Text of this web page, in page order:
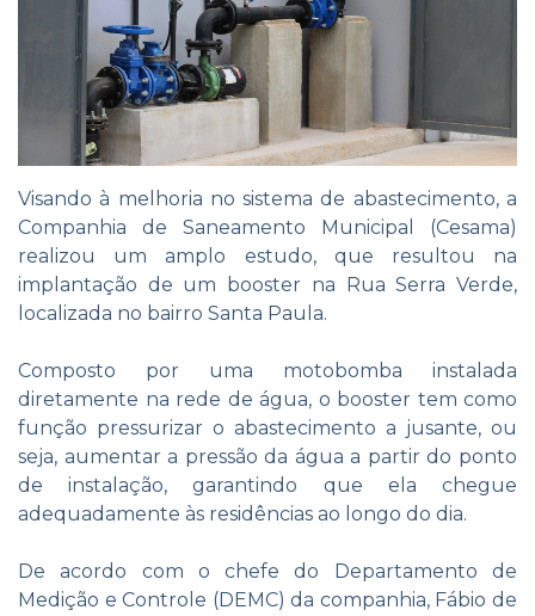
Visando à melhoria no sistema de abastecimento, a
Companhia de Saneamento Municipal (Cesama)
realizou um amplo estudo, que resultou na
implantação de um booster na Rua Serra Verde,
localizada no bairro Santa Paula.
Composto por uma motobomba instalada
diretamente na rede de água, o booster tem como
função pressurizar o abastecimento a jusante, ou
seja, aumentar a pressão da água a partir do ponto
de instalação, garantindo que ela chegue
adequadamente às residências ao longo do dia.
De acordo com o chefe do Departamento de
Medição e Controle (DEMC) da companhia, Fábio de